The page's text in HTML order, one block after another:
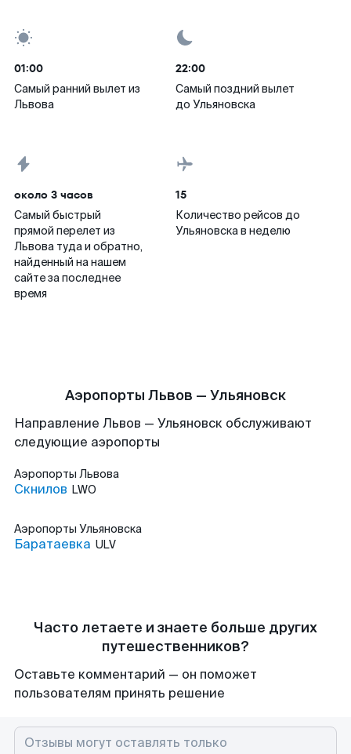
01:00
Самый ранний вылет из
Львова
22:00
Самый поздний вылет
до Ульяновска
около 3 часов
Самый быстрый
прямой перелет из
Львова туда и обратно,
найденный на нашем
сайте за последнее
время
15
Количество рейсов до
Ульяновска в неделю
Аэропорты Львов — Ульяновск
Направление Львов — Ульяновск обслуживают
следующие аэропорты
Аэропорты Львова
Скнилов LWO
Аэропорты Ульяновска
Баратаевка ULV
Часто летаете и знаете больше других
путешественников?
Оставьте комментарий — он поможет
пользователям принять решение